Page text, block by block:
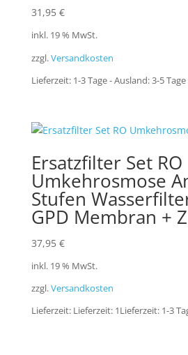
31,95 €
inkl. 19 % MwSt.
zzgl.Versandkosten
Lieferzeit: 1-3 Tage - Ausland: 3-5 Tage
Ersatzfilter Set RO
Umkehrosmose
Stufen
GPD Membran +
37,95 €
inkl. 19 % MwSt.
zzgl.Versandkosten
Lieferzeit: Lieferzeit: 1Lieferzeit: 1-3